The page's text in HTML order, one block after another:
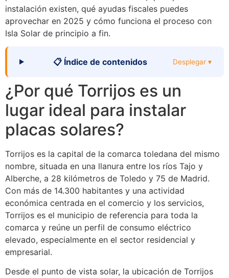
instalación existen, qué ayudas fiscales puedes
aprovechar en 2025 y cómo funciona el proceso con
Isla Solar de principio a fin.
📋 Índice de contenidos Desplegar ▾
¿Por qué Torrijos es un
lugar ideal para instalar
placas solares?
Torrijos es la capital de la comarca toledana del mismo
nombre, situada en una llanura entre los ríos Tajo y
Alberche, a 28 kilómetros de Toledo y 75 de Madrid.
Con más de 14.300 habitantes y una actividad
económica centrada en el comercio y los servicios,
Torrijos es el municipio de referencia para toda la
comarca y reúne un perfil de consumo eléctrico
elevado, especialmente en el sector residencial y
empresarial.
Desde el punto de vista solar, la ubicación de Torrijos